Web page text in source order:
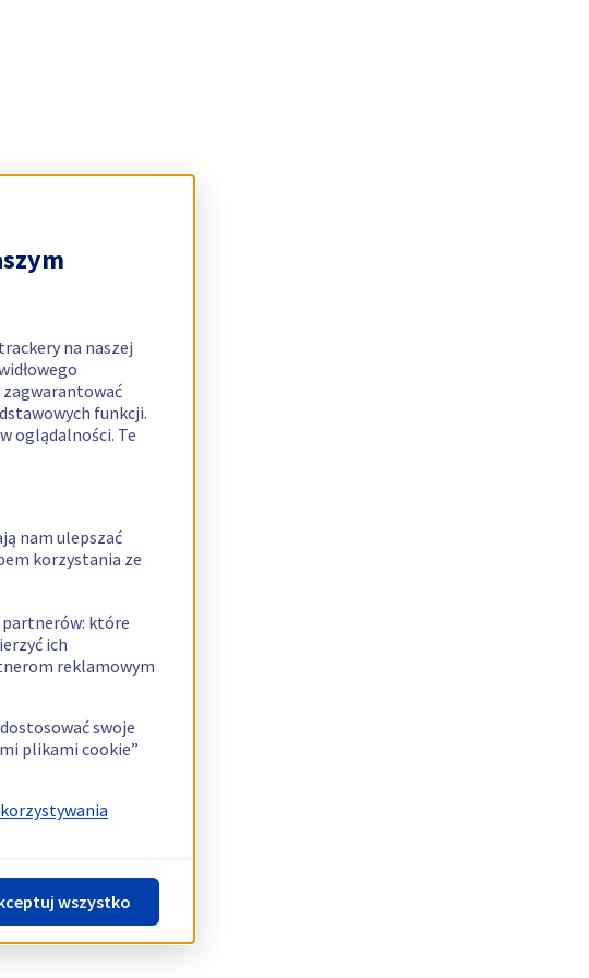
na naszej
funkcji.
oglądalności. Te
nam ulepszać
korzystania ze
partnerów: które
ich
reklamowym
swoje
plikami cookie”
wszystko